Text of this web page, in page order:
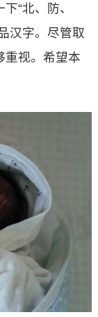
“北、防、
汉字。尽管取
重视。希望本